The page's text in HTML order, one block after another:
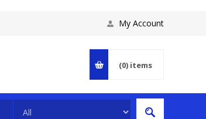
My Account
(0) items